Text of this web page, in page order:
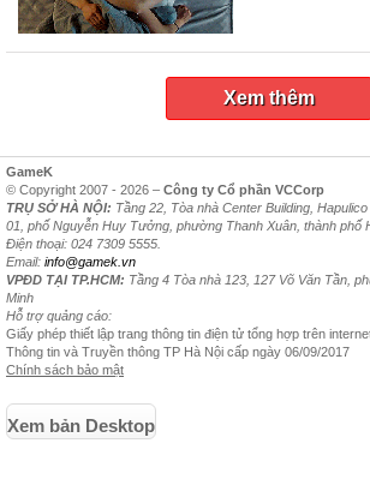
Xem thêm
GameK
© Copyright 2007 - 2026 – Công ty Cổ phần VCCorp
TRỤ SỞ HÀ NỘI: Tầng 22, Tòa nhà Center Building,
01, phố Nguyễn Huy Tưởng, phường Thanh Xuân, thành phố
Điện thoại: 024 7309 5555.
Email: info@gamek.vn
VPĐD TẠI TP.HCM: Tầng 4 Tòa nhà 123, 127 Võ Văn Tần,
Minh
Hỗ trợ quảng cáo:
Giấy phép thiết lập trang thông tin điện tử tổng hợp trên
Thông tin và Truyền thông TP Hà Nội cấp ngày 06/09/2017
Chính sách bảo mật
Xem bản Desktop